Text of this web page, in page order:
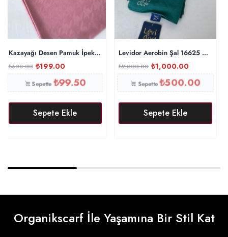
Kazayağı Desen Pamuk İpeksi Şal 44895 – Pamuk Şekeri
₺600.00 ₺199.00
Sepette₺99.50
Sepete Ekle
Levidor Aerobin Şal 16625 – Yeşil
₺2,000.00 ₺1,000.00
Sepette₺500.00
Sepete Ekle
Organikscarf İle Yaşamına Bir Stil Kat